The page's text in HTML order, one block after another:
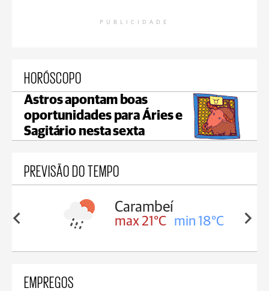
PUBLICIDADE
HORÓSCOPO
Astros apontam boas
oportunidades para Áries e
Sagitário nesta sexta
PREVISÃO DO TEMPO
18°C
Carambeí
max 21°C min 18°C
EMPREGOS